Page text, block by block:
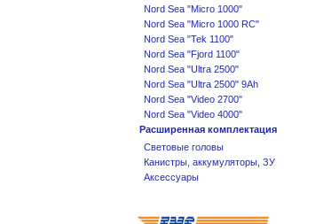
Nord Sea "Micro 1000"
Nord Sea "Micro 1000 RC"
Nord Sea "Tek 1100"
Nord Sea "Fjord 1100"
Nord Sea "Ultra 2500"
Nord Sea "Ultra 2500" 9Ah
Nord Sea "Video 2700"
Nord Sea "Video 4000"
Расширенная комплектация
Световые головы
Канистры, аккумуляторы, ЗУ
Аксессуары